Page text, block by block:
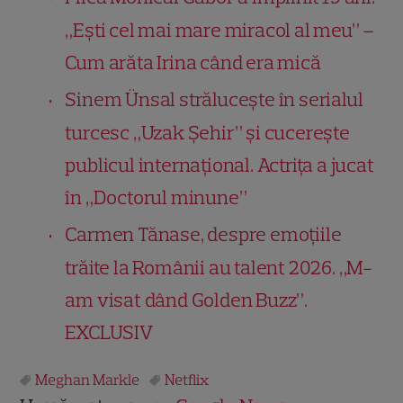
„Ești cel mai mare miracol al meu” –
Cum arăta Irina când era mică
Sinem Ünsal strălucește în serialul
turcesc „Uzak Şehir” și cucerește
publicul internațional. Actrița a jucat
în „Doctorul minune”
Carmen Tănase, despre emoțiile
trăite la Românii au talent 2026. „M-
am visat dând Golden Buzz”.
EXCLUSIV
Meghan Markle Netflix